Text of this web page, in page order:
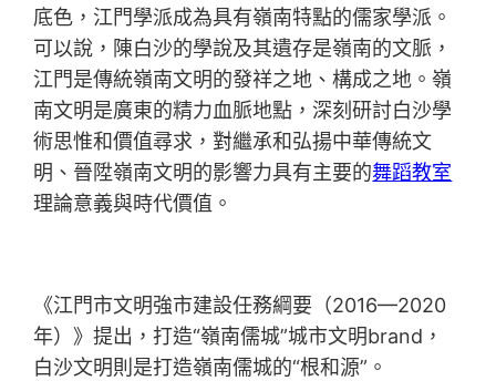
底色，江門學派成為具有嶺南特點的儒家學派。
可以說，陳白沙的學說及其遺存是嶺南的文脈，
江門是傳統嶺南文明的發祥之地、構成之地。嶺
南文明是廣東的精力血脈地點，深刻研討白沙學
術思惟和價值尋求，對繼承和弘揚中華傳統文
明、晉陞嶺南文明的影響力具有主要的舞蹈教室
理論意義與時代價值。
《江門市文明強市建設任務綱要（2016—2020
年）》提出，打造“嶺南儒城”城市文明brand，
白沙文明則是打造嶺南儒城的“根和源”。